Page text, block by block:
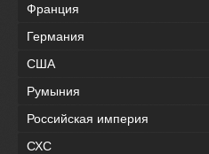
Франция
Германия
США
Румыния
Российская империя
СХС